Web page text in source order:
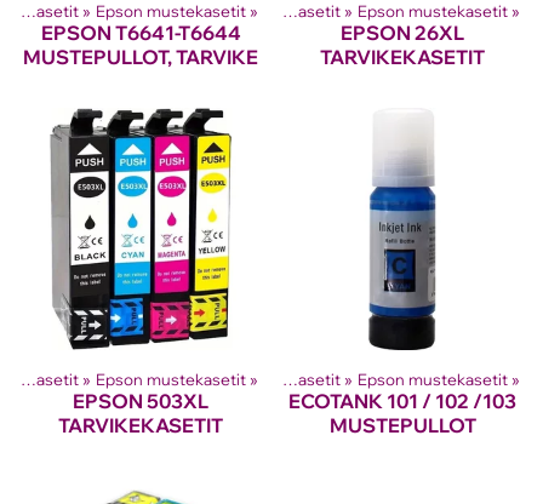
Mustesuihkutulostinten kasetit ‪» Epson mustekasetit ‪»
EPSON T6641-T6644
MUSTEPULLOT, TARVIKE
Tuotteet ‪» Mustesuihkutulostinten kasetit ‪» Epson mustekasetit ‪»
EPSON 26XL
TARVIKEKASETIT
Mustesuihkutulostinten kasetit ‪» Epson mustekasetit ‪»
EPSON 503XL
TARVIKEKASETIT
Tuotteet ‪» Mustesuihkutulostinten kasetit ‪» Epson mustekasetit ‪»
ECOTANK 101 / 102 /103
MUSTEPULLOT